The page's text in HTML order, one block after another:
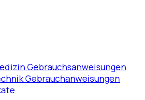
Gebrauchsanweisungen
Gebrauchanweisungen